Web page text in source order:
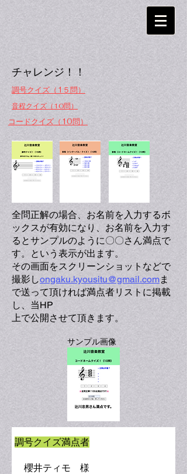
​チャレンジ！！
​調号クイズ（1５問）
​音程クイズ（10問）
​コードクイズ（10問）
全問正解の場合、お名前を入力するボ
ックスが有効になり、お名前を入力す
るとサンプルのように〇〇さん満点で
す。という表示が出ます。
その画面をスクリーンショットなどで
撮影しongaku.kyousitu@gmail.comま
で送って頂ければ満点者リストに掲載
し、当HP
​上で公開させて頂きます。
​サンプル画像
調号クイズ満点者
櫻井ティモ 様